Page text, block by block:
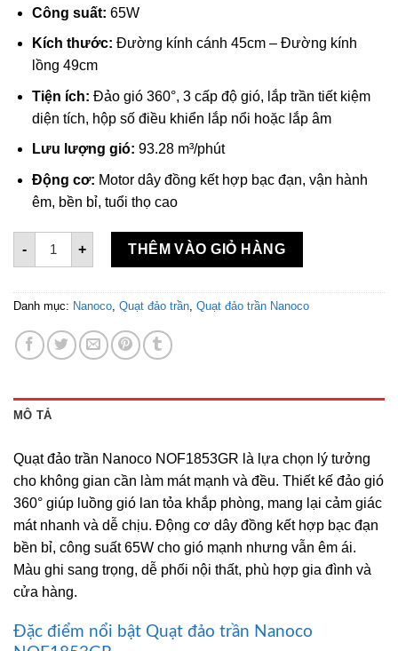
Công suất: 65W
Kích thước: Đường kính cánh 45cm – Đường kính
lồng 49cm
Tiện ích: Đảo gió 360°, 3 cấp độ gió, lắp trần tiết kiệm
diện tích, hộp số điều khiển lắp nổi hoặc lắp âm
Lưu lượng gió: 93.28 m³/phút
Động cơ: Motor dây đồng kết hợp bạc đạn, vận hành
êm, bền bỉ, tuổi thọ cao
-
Quạt đảo trần Nanoco NOF1853GR số lượng
+ THÊM VÀO GIỎ HÀNG
Danh mục: Nanoco Quạt đảo trần Quạt đảo trần Nanoco
MÔ TẢ
Quạt đảo trần Nanoco NOF1853GR là lựa chọn lý tưởng
cho không gian cần làm mát mạnh và đều. Thiết kế đảo gió
360° giúp luồng gió lan tỏa khắp phòng, mang lại cảm giác
mát nhanh và dễ chịu. Động cơ dây đồng kết hợp bạc đạn
bền bỉ, công suất 65W cho gió mạnh nhưng vẫn êm ái.
Màu ghi sang trọng, dễ phối nội thất, phù hợp gia đình và
cửa hàng.
Đặc điểm nổi bật Quạt đảo trần Nanoco